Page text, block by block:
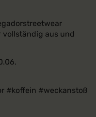
aus und
#koffein #weckanstoß